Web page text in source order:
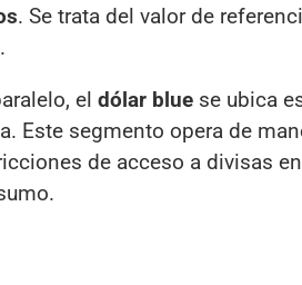
. Se trata del valor de
el dólar blue se ubica
Este segmento opera de
de acceso a divisas